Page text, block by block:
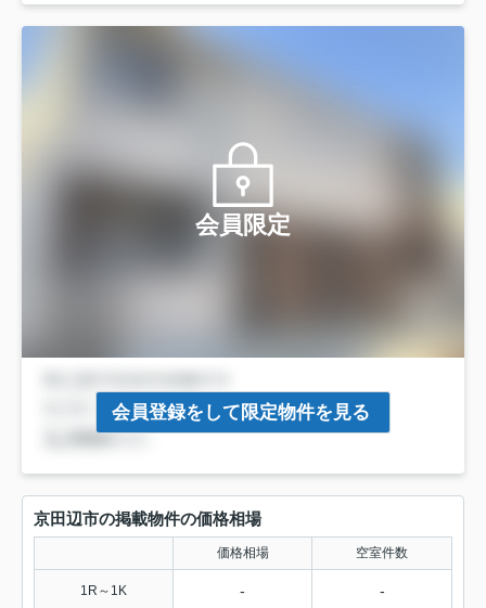
会員限定
会員登録をして限定物件を見る
京田辺市の掲載物件の価格相場
価格相場 空室件数
1R～1K - -